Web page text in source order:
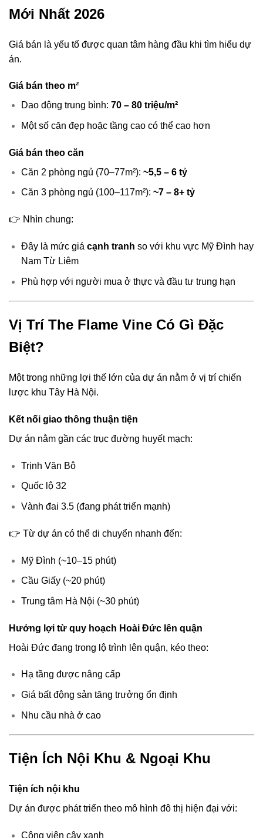
Mới Nhất 2026
Giá bán là yếu tố được quan tâm hàng đầu khi tìm hiểu dự
án.
Giá bán theo m²
Dao động trung bình: 70 – 80 triệu/m²
Một số căn đẹp hoặc tầng cao có thể cao hơn
Giá bán theo căn
Căn 2 phòng ngủ (70–77m²): ~5,5 – 6 tỷ
Căn 3 phòng ngủ (100–117m²): ~7 – 8+ tỷ
👉 Nhìn chung:
Đây là mức giá cạnh tranh so với khu vực Mỹ Đình hay
Nam Từ Liêm
Phù hợp với người mua ở thực và đầu tư trung hạn
Vị Trí The Flame Vine Có Gì Đặc
Biệt?
Một trong những lợi thế lớn của dự án nằm ở vị trí chiến
lược khu Tây Hà Nội.
Kết nối giao thông thuận tiện
Dự án nằm gần các trục đường huyết mạch:
Trịnh Văn Bô
Quốc lộ 32
Vành đai 3.5 (đang phát triển mạnh)
👉 Từ dự án có thể di chuyển nhanh đến:
Mỹ Đình (~10–15 phút)
Cầu Giấy (~20 phút)
Trung tâm Hà Nội (~30 phút)
Hưởng lợi từ quy hoạch Hoài Đức lên quận
Hoài Đức đang trong lộ trình lên quận, kéo theo:
Hạ tầng được nâng cấp
Giá bất động sản tăng trưởng ổn định
Nhu cầu nhà ở cao
Tiện Ích Nội Khu & Ngoại Khu
Tiện ích nội khu
Dự án được phát triển theo mô hình đô thị hiện đại với:
Công viên cây xanh